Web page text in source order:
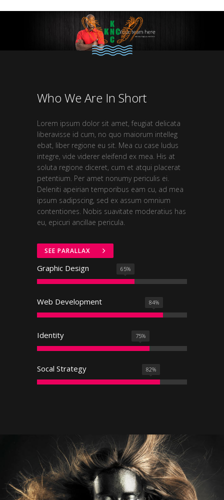
Who We Are In Short
Lorem ipsum dolor sit amet, feugiat delicata
liberavisse id cum, no quo maiorum intelleg
ebat, liber regione eu sit. Mea cu case ludus
integre, vide viderer eleifend ex mea. His at
soluta regione diceret, cum et atqui placerat
petentium. Per amet nonumy periculis ei.
Deleniti apeirian temporibus eam cu, ad mea
ipsum sadipscing, sed ex assum omnium
contentiones. Nobis suavitate moderatius has
eu, epicuri ancillae pericula.
SEE PARALLAX
Graphic Design 65%
Web Development 84%
Identity 75%
Socal Strategy 82%